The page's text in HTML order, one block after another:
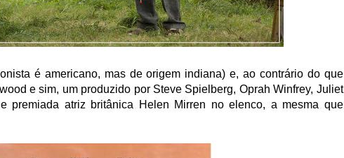
é americano, mas de origem indiana) e, ao contrário do que
e sim, um produzido por Steve Spielberg, Oprah Winfrey, Juliet
premiada atriz britânica Helen Mirren no elenco, a mesma que